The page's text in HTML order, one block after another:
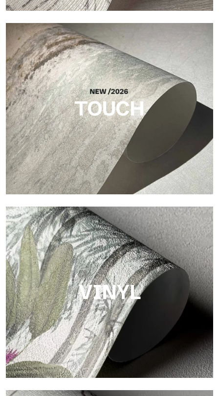
Craft
Oberfläche, inspiriert von natürlichen Fasern, mit einer
essentiellen Struktur, die der Fläche Balance, Tiefe und eine
elegante Materialität verleiht.
TOUCH
Touch
Oberfläche mit faseriger und unregelmäßiger Struktur und
einer weichen Textur, die Wärme und Authentizität vermittelt.
VINYL